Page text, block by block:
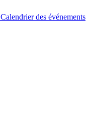
Calendrier des événements